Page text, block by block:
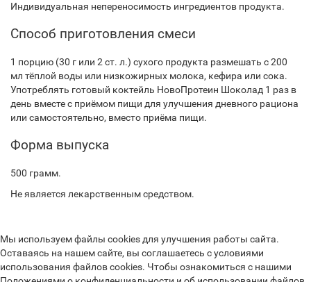
Индивидуальная непереносимость ингредиентов продукта.
Способ приготовления смеси
1 порцию (30 г или 2 ст. л.) сухого продукта размешать с 200
мл тёплой воды или низкожирных молока, кефира или сока.
Употреблять готовый коктейль НовоПротеин Шоколад 1 раз в
день вместе с приёмом пищи для улучшения дневного рациона
или самостоятельно, вместо приёма пищи.
Форма выпуска
500 грамм.
Не является лекарственным средством.
Мы используем файлы cookies для улучшения работы сайта.
Оставаясь на нашем сайте, вы соглашаетесь с условиями
использования файлов cookies. Чтобы ознакомиться с нашими